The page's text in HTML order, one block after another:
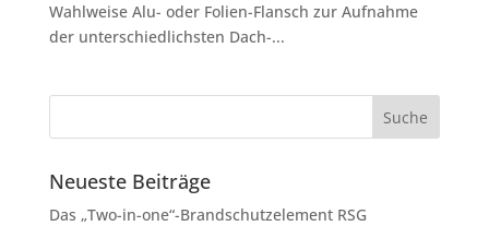
Wahlweise Alu- oder Folien-Flansch zur Aufnahme
der unterschiedlichsten Dach-...
Neueste Beiträge
Das „Two-in-one“-Brandschutzelement RSG